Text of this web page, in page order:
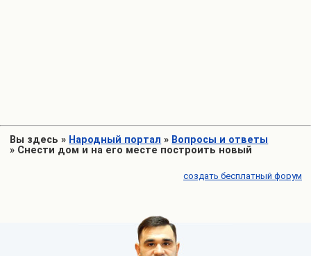
Вы здесь » Народный портал » Вопросы и ответы
» Снести дом и на его месте построить новый
создать бесплатный форум